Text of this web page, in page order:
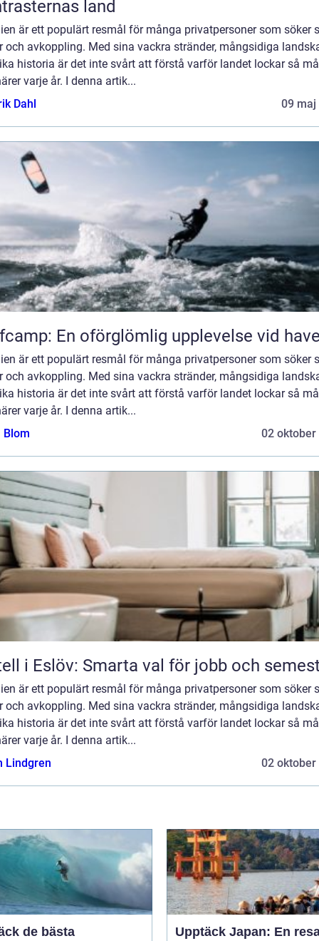
land
är ett populärt resmål för många privatpersoner som söker
och avkoppling. Med sina vackra stränder, mångsidiga
historia är det inte svårt att förstå varför landet lockar så
varje år. I denna artik...
Dahl
09 maj
En oförglömlig upplevelse vid
är ett populärt resmål för många privatpersoner som söker
och avkoppling. Med sina vackra stränder, mångsidiga
historia är det inte svårt att förstå varför landet lockar så
varje år. I denna artik...
Blom
02 oktober
i Eslöv: Smarta val för jobb och
är ett populärt resmål för många privatpersoner som söker
och avkoppling. Med sina vackra stränder, mångsidiga
historia är det inte svårt att förstå varför landet lockar så
varje år. I denna artik...
Lindgren
02 oktober
de bästa Upptäck Japan: En